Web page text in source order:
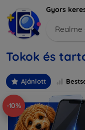
Gyors
Realme
Tokok és
Ajánlott
-10%